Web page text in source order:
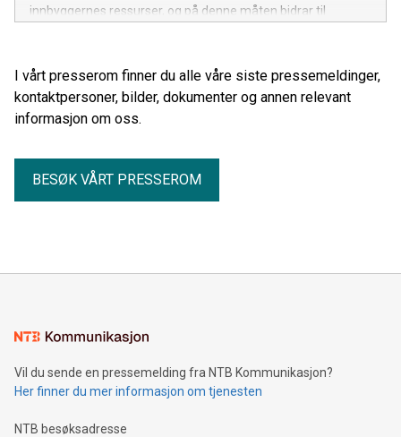
innbyggernes ressurser, og på denne måten bidrar til
I vårt presserom finner du alle våre siste pressemeldinger,
kontaktpersoner, bilder, dokumenter og annen relevant
informasjon om oss.
BESØK VÅRT PRESSEROM
Vil du sende en pressemelding fra NTB Kommunikasjon?
Her finner du mer informasjon om tjenesten
NTB besøksadresse